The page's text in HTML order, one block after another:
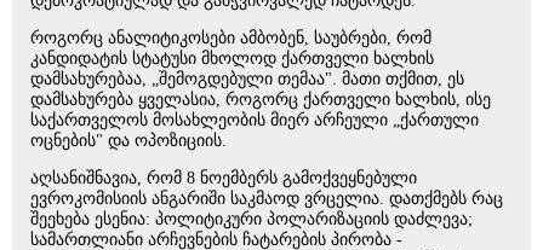
როგორც ანალიტიკოსები ამბობენ, საუბრები, რომ
კანდიდატის სტატუსი მხოლოდ ქართველი ხალხის
დამსახურებაა, „შემოგდებული თემაა". მათი თქმით, ეს
დამსახურება ყველასია, როგორც ქართველი ხალხის, ისე
საქართველოს მოსახლეობის მიერ არჩეული „ქართული
ოცნების" და ოპოზიციის.
აღსანიშნავია, რომ 8 ნოემბერს გამოქვეყნებული
ევროკომისიის ანგარიში საკმაოდ ვრცელია. დათქმებს რაც
შეეხება ესენია: პოლიტიკური პოლარიზაციის დაძლევა;
სამართლიანი არჩევნების ჩატარების პირობა -